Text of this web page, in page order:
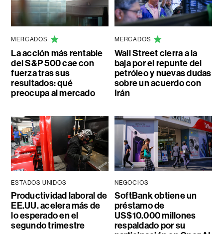
MERCADOS
La acción más rentable
del S&P 500 cae con
fuerza tras sus
resultados: qué
preocupa al mercado
MERCADOS
Wall Street cierra a la
baja por el repunte del
petróleo y nuevas dudas
sobre un acuerdo con
Irán
ESTADOS UNIDOS
Productividad laboral de
EE.UU. acelera más de
lo esperado en el
segundo trimestre
NEGOCIOS
SoftBank obtiene un
préstamo de
US$10.000 millones
respaldado por su